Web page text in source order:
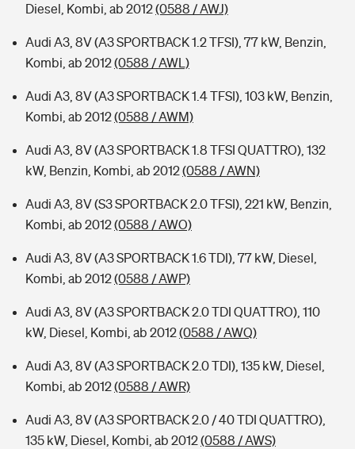
Diesel, Kombi, ab 2012(0588 / AWJ)
Audi A3, 8V (A3 SPORTBACK 1.2 TFSI), 77 kW, Benzin,
Kombi, ab 2012(0588 / AWL)
Audi A3, 8V (A3 SPORTBACK 1.4 TFSI), 103 kW, Benzin,
Kombi, ab 2012(0588 / AWM)
Audi A3, 8V (A3 SPORTBACK 1.8 TFSI QUATTRO), 132
kW, Benzin, Kombi, ab 2012(0588 / AWN)
Audi A3, 8V (S3 SPORTBACK 2.0 TFSI), 221 kW, Benzin,
Kombi, ab 2012(0588 / AWO)
Audi A3, 8V (A3 SPORTBACK 1.6 TDI), 77 kW, Diesel,
Kombi, ab 2012(0588 / AWP)
Audi A3, 8V (A3 SPORTBACK 2.0 TDI QUATTRO), 110
kW, Diesel, Kombi, ab 2012(0588 / AWQ)
Audi A3, 8V (A3 SPORTBACK 2.0 TDI), 135 kW, Diesel,
Kombi, ab 2012(0588 / AWR)
Audi A3, 8V (A3 SPORTBACK 2.0 / 40 TDI QUATTRO),
135 kW, Diesel, Kombi, ab 2012(0588 / AWS)